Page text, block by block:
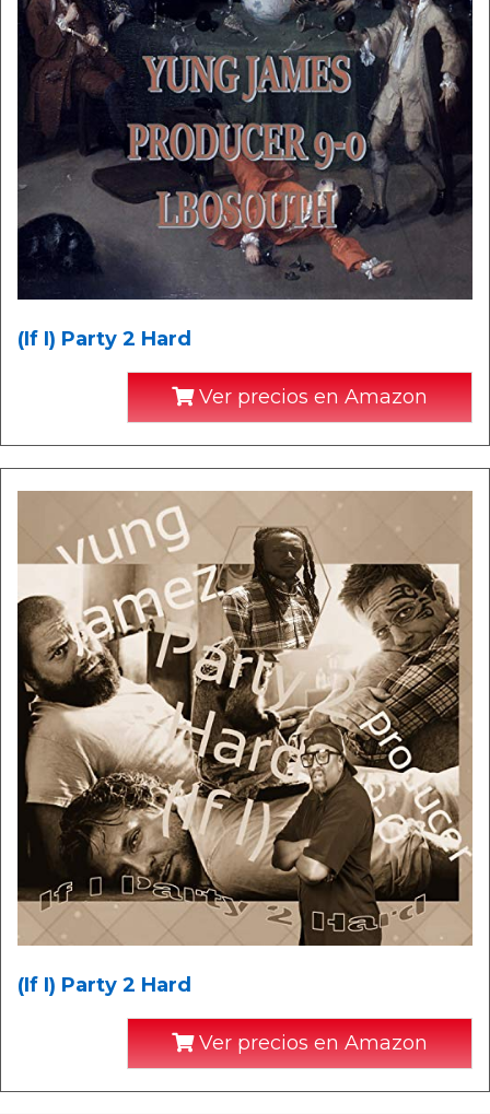
(If I) Party 2 Hard
Ver precios en Amazon
(If I) Party 2 Hard
Ver precios en Amazon